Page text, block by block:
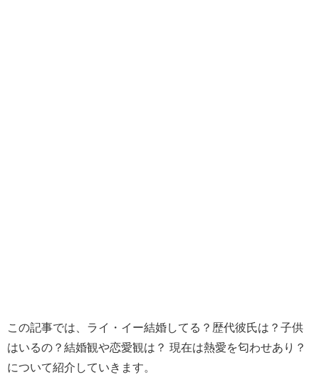
この記事では、ライ・イー結婚してる？歴代彼氏は？子供
はいるの？結婚観や恋愛観は？ 現在は熱愛を匂わせあり？
について紹介していきます。